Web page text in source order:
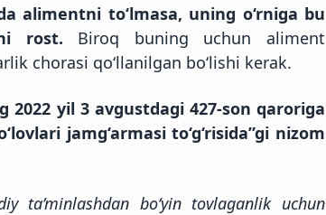
alimentni to‘lmasa, uning o‘rniga bu
rost. Biroq buning uchun aliment
chorasi qo‘llanilgan bo‘lishi kerak.
2022 yil 3 avgustdagi 427-son qaroriga
jamg‘armasi to‘g‘risida”gi nizom
ta’minlashdan bo‘yin tovlaganlik uchun